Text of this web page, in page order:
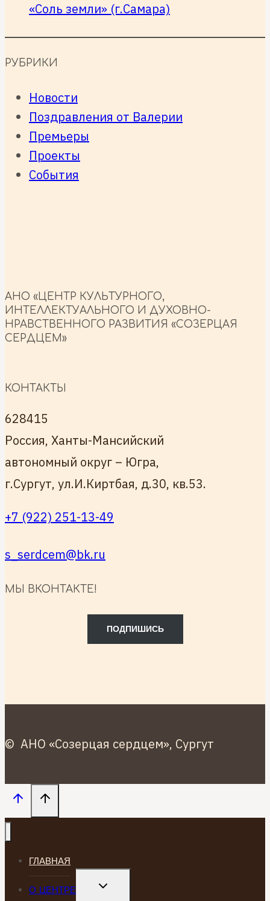
«Соль земли» (г.Самара)
РУБРИКИ
Новости
Поздравления от Валерии
Премьеры
Проекты
События
АНО «ЦЕНТР КУЛЬТУРНОГО,
ИНТЕЛЛЕКТУАЛЬНОГО И ДУХОВНО-
НРАВСТВЕННОГО РАЗВИТИЯ «СОЗЕРЦАЯ
СЕРДЦЕМ»
КОНТАКТЫ
628415
Россия, Ханты-Мансийский
автономный округ – Югра,
г.Сургут, ул.И.Киртбая, д.30, кв.53.
+7 (922) 251-13-49
s_serdcem@bk.ru
МЫ ВКОНТАКТЕ!
ПОДПИШИСЬ
© АНО «Созерцая сердцем», Сургут
ГЛАВНАЯ
О ЦЕНТРЕ
TOGGLE